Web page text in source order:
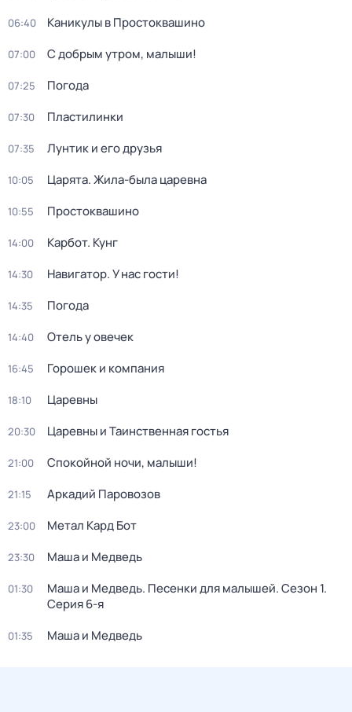
06:40 Каникулы в Простоквашино
07:00 С добрым утром, малыши!
07:25 Погода
07:30 Пластилинки
07:35 Лунтик и его друзья
10:05 Царята. Жила-была царевна
10:55 Простоквашино
14:00 Карбот. Кунг
14:30 Навигатор. У нас гости!
14:35 Погода
14:40 Отель у овечек
16:45 Горошек и компания
18:10 Царевны
20:30 Царевны и Таинственная гостья
21:00 Спокойной ночи, малыши!
21:15 Аркадий Паровозов
23:00 Метал Кард Бот
23:30 Маша и Медведь
01:30 Маша и Медведь. Песенки для малышей. Сезон 1.
Серия 6-я
01:35 Маша и Медведь